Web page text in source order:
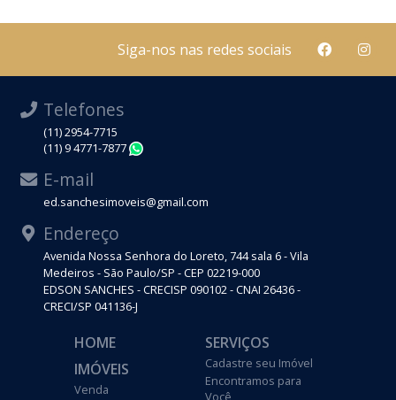
Siga-nos nas redes sociais
Telefones
(11) 2954-7715
(11) 9 4771-7877
E-mail
ed.sanchesimoveis@gmail.com
Endereço
Avenida Nossa Senhora do Loreto, 744 sala 6 - Vila
Medeiros - São Paulo/SP - CEP 02219-000
EDSON SANCHES - CRECISP 090102 - CNAI 26436 -
CRECI/SP 041136-J
HOME
IMÓVEIS
Venda
SERVIÇOS
Cadastre seu Imóvel
Encontramos para
Você